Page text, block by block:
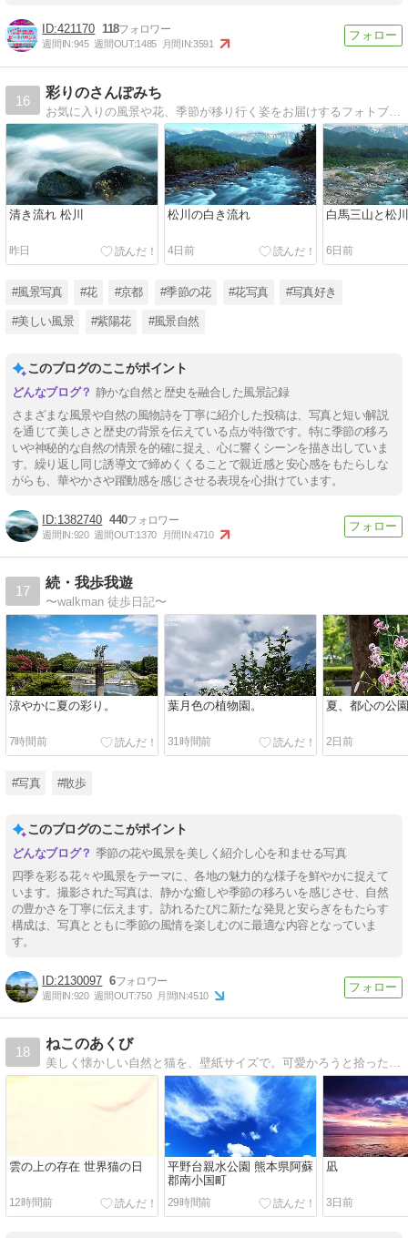
421170 118
週間IN:945 週間OUT:1485 月間IN:3591
16
彩りのさんぽみち
お気に入りの風景や花、季節が移り行く姿をお届けするフォトブログ。
清き流れ 松川
昨日
松川の白き流れ
4日前
白馬三山と松
6日前
#風景写真 #花 #京都 #季節の花 #花写真 #写真好き
#美しい風景 #紫陽花 #風景自然
このブログのここがポイント
静かな自然と歴史を融合した風景記録
さまざまな風景や自然の風物詩を丁寧に紹介した投稿は、写真と短い解説
を通じて美しさと歴史の背景を伝えている点が特徴です。特に季節の移ろ
いや神秘的な自然の情景を的確に捉え、心に響くシーンを描き出していま
す。繰り返し同じ誘導文で締めくくることで親近感と安心感をもたらしな
がらも、華やかさや躍動感を感じさせる表現を心掛けています。
1382740 440
週間IN:920 週間OUT:1370 月間IN:4710
17
続・我歩我遊
〜walkman 徒歩日記〜
涼やかに夏の彩り。
7時間前
葉月色の植物園。
31時間前
夏、都心の公
2日前
#写真 #散歩
このブログのここがポイント
季節の花や風景を美しく紹介し心を和ませる写真
四季を彩る花々や風景をテーマに、各地の魅力的な様子を鮮やかに捉えて
います。撮影された写真は、静かな癒しや季節の移ろいを感じさせ、自然
の豊かさを丁寧に伝えます。訪れるたびに新たな発見と安らぎをもたらす
構成は、写真とともに季節の風情を楽しむのに最適な内容となっていま
す。
2130097 6
週間IN:920 週間OUT:750 月間IN:4510
18
ねこのあくび
美しく懐かしい自然と猫を、壁紙サイズで。可愛かろうと拾った猫は猫又だった…。癒しをくれない猫ども残し、野へ山へ〜。
雲の上の存在 世界猫の日
12時間前
平野台親水公園 熊本県阿蘇
郡南小国町
29時間前
凪
3日前